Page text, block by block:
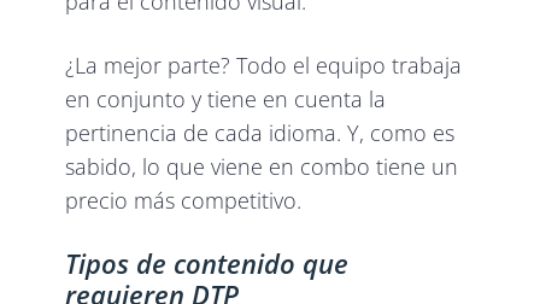
¿La mejor parte? Todo el equipo trabaja
en conjunto y tiene en cuenta la
pertinencia de cada idioma. Y, como es
sabido, lo que viene en combo tiene un
precio más competitivo.
Tipos de contenido que
requieren DTP